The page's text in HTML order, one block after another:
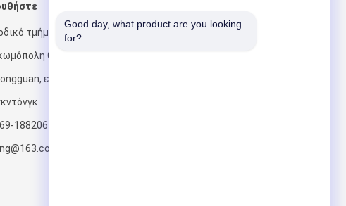
τμήμα Shuixi,
Chashan,
επαρχία
18820617197
Good day, what product are you looking
for?